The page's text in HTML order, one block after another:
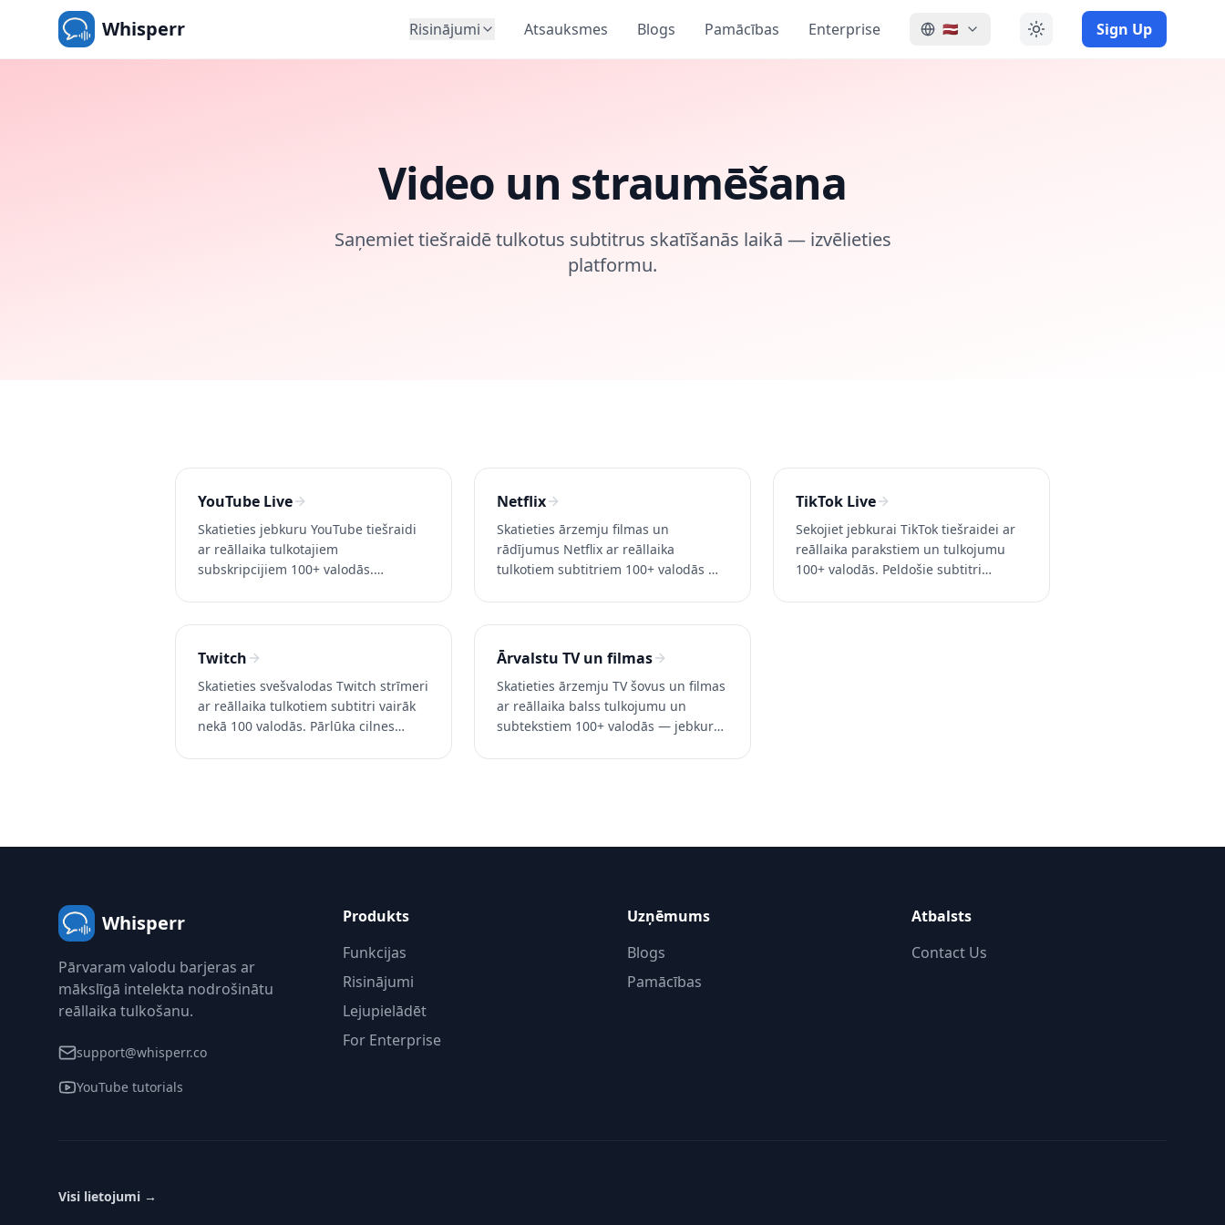
Whisperr Risinājumi Atsauksmes Blogs Pamācības Enterprise 🇱🇻 Sign Up
Video un straumēšana
Saņemiet tiešraidē tulkotus subtitrus skatīšanās laikā — izvēlieties
platformu.
YouTube Live
Skatieties jebkuru YouTube tiešraidi
ar reāllaika tulkotajiem
subskripcijiem 100+ valodās.
uzraudzība desktopos. Izmēģiniet
Whisperr bezmaksas.
Netflix
Skatieties ārzemju filmas un
rādījumus Netflix ar reāllaika
tulkotiem subtitriem 100+ valodās —
Whisperr bez maksas.
TikTok Live
Sekojiet jebkurai TikTok tiešraidei ar
reāllaika parakstiem un tulkojumu
100+ valodās. Peldošie subtitri
Twitch
Skatieties svešvalodas Twitch strīmeri
ar reāllaika tulkotiem subtitri vairāk
nekā 100 valodās. Pārlūka cilnes
Ārvalstu TV un filmas
Skatieties ārzemju TV šovus un filmas
ar reāllaika balss tulkojumu un
subtekstiem 100+ valodās — jebkurā
Whisperr
Pārvaram valodu barjeras ar
mākslīgā intelekta nodrošinātu
reāllaika tulkošanu.
support@whisperr.co
YouTube tutorials
Produkts
Funkcijas
Risinājumi
Lejupielādēt
For Enterprise
Uzņēmums
Blogs
Pamācības
Atbalsts
Contact Us
Visi lietojumi →